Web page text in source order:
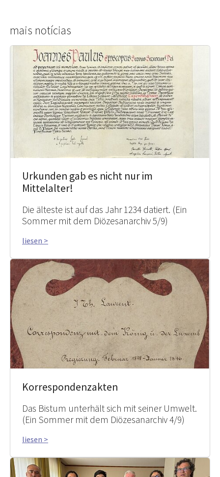
mais notícias
Urkunden gab es nicht nur im
Mittelalter!
Die älteste ist auf das Jahr 1234 datiert. (Ein
Sommer mit dem Diözesanarchiv 5/9)
liesen >
Korrespondenzakten
Das Bistum unterhält sich mit seiner Umwelt.
(Ein Sommer mit dem Diözesanarchiv 4/9)
liesen >